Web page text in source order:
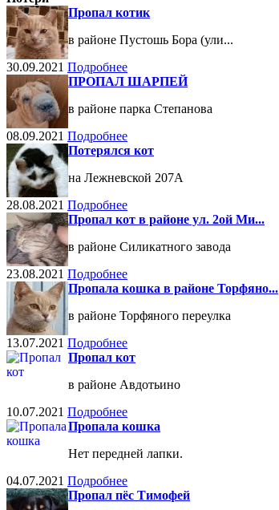
Пропал котик
в районе Пустошь Бора (ули...
30.09.2021 Подробнее
ПРОПАЛ ШАРПЕЙ
в районе парка Степанова
08.09.2021 Подробнее
Потерялся кот
на Лежневской 207А
28.08.2021 Подробнее
Пропал кот в районе ул. 2ой Ми...
в районе Силикатного завода
23.08.2021 Подробнее
Пропала кошка в районе Торфяно...
в районе Торфяного переулка
13.07.2021 Подробнее
Пропал кот
в районе Авдотьино
10.07.2021 Подробнее
Пропала кошка
Нет передней лапки.
04.07.2021 Подробнее
Пропал пёс Тимофей